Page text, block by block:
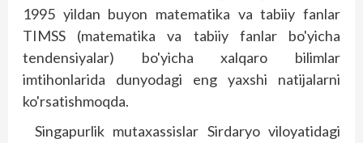
1995 yildan buyon matematika va tabiiy fanlar
TIMSS (matematika va tabiiy fanlar bo'yicha
tendensiyalar) bo'­yicha xalqaro bilimlar
imtihonlarida dunyodagi eng yaxshi natijalarni
ko'rsatishmoqda.
Singapurlik mutaxassislar Sirdaryo viloyatidagi